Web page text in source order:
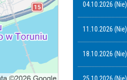
04.10.2026 (Nie)
11.10.2026 (Nie)
18.10.2026 (Nie)